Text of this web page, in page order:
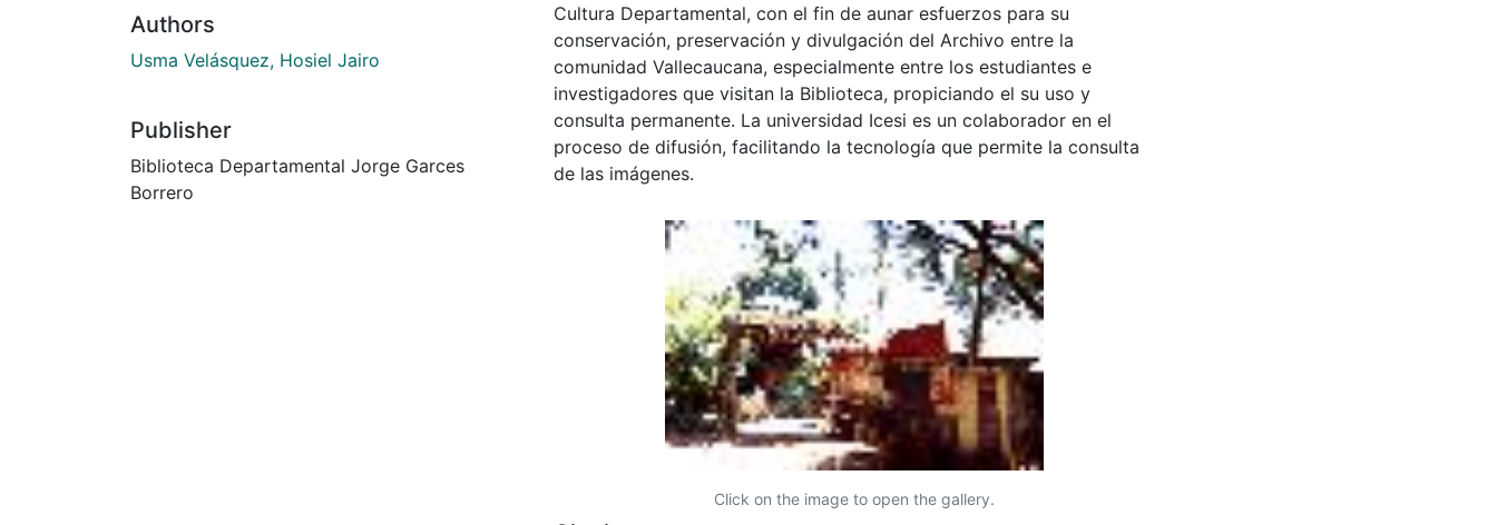
Authors
Usma Velásquez, Hosiel Jairo
Publisher
Biblioteca Departamental Jorge Garces
Borrero
Cultura Departamental, con el fin de aunar esfuerzos para su
conservación, preservación y divulgación del Archivo entre la
comunidad Vallecaucana, especialmente entre los estudiantes e
investigadores que visitan la Biblioteca, propiciando el su uso y
consulta permanente. La universidad Icesi es un colaborador en el
proceso de difusión, facilitando la tecnología que permite la consulta
de las imágenes.
Click on the image to open the gallery.